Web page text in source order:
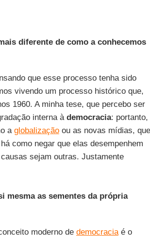
diferente de como a conhecemos
que esse processo tenha sido
vivendo um processo histórico que,
1960. A minha tese, que percebo ser
interna à democracia: portanto,
a globalizaçãoou as novas mídias, que
como negar que elas desempenhem
sejam outras. Justamente
mesma as sementes da própria
moderno de democraciaé o